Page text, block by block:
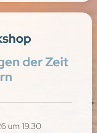
der Zeit
um 19.30